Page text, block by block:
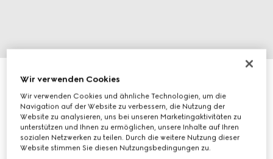
Gucci Ace Babysneaker
€ 320
Variantenbeige- und ebenholzfarbener GG Supreme
Wir verwenden Cookies
Wir verwenden Cookies und ähnliche Technologien, um die
Navigation auf der Website zu verbessern, die Nutzung der
Website zu analysieren, uns bei unseren Marketingaktivitäten zu
unterstützen und Ihnen zu ermöglichen, unsere Inhalte auf Ihren
sozialen Netzwerken zu teilen. Durch die weitere Nutzung dieser
Website stimmen Sie diesen Nutzungsbedingungen zu.